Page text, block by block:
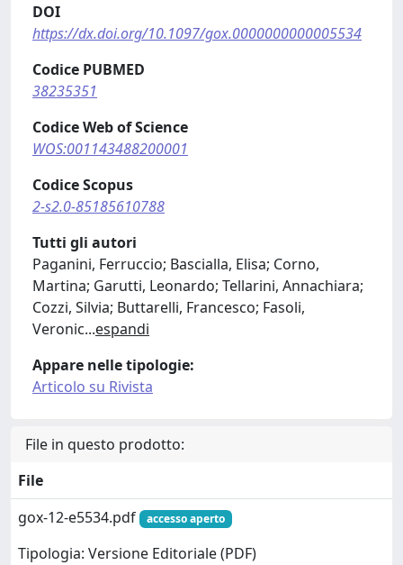
DOI
https://dx.doi.org/10.1097/gox.0000000000005534
Codice PUBMED
38235351
Codice Web of Science
WOS:001143488200001
Codice Scopus
2-s2.0-85185610788
Tutti gli autori
Paganini, Ferruccio; Bascialla, Elisa; Corno,
Martina; Garutti, Leonardo; Tellarini, Annachiara;
Cozzi, Silvia; Buttarelli, Francesco; Fasoli,
Veronic...espandi
Appare nelle tipologie:
Articolo su Rivista
File in questo prodotto:
File
gox-12-e5534.pdf
accesso aperto
Tipologia: Versione Editoriale (PDF)